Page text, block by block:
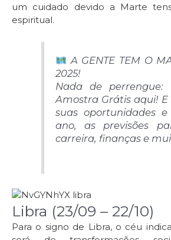
um cuidado devido a Marte
espiritual.
A GENTE TEM O
2025!
Nada de
Amostra Grátis aqui! E
suas oportunidades
ano, as previsões
carreira, finanças e
Libra (23/09 – 22/10)
Para o signo de Libra, o céu